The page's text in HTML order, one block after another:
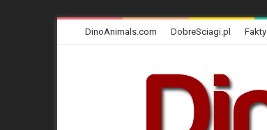
DinoAnimals.com DobreSciagi.pl Fakty